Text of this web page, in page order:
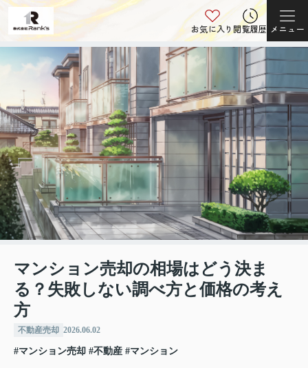
お気に入り閲覧履歴 メニュー
マンション売却の相場はどう決ま
る？失敗しない調べ方と価格の考え
方
不動産売却 2026.06.02
#マンション売却 #不動産 #マンション